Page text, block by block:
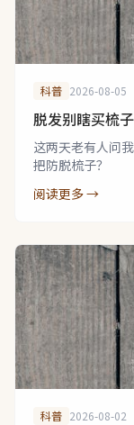
科普 2026-08-05
脱发别瞎买梳
这两天老有人问
把防脱梳子？
阅读更多 →
科普 2026-08-02